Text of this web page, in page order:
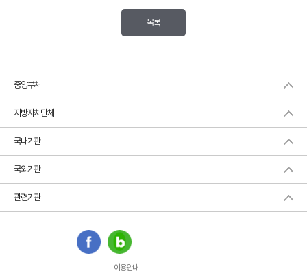
목록
중앙부처
지방자치단체
국내기관
국외기관
관련기관
이용안내